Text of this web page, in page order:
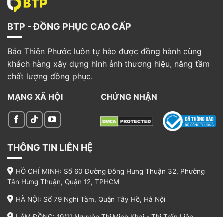
BTP - ĐỒNG PHỤC CAO CẤP
Bảo Thiên Phước luôn tự hào được đồng hành cùng
khách hàng xây dựng hình ảnh thương hiệu, nâng tầm
chất lượng đồng phục.
MẠNG XÃ HỘI CHỨNG NHẬN
THÔNG TIN LIÊN HỆ
HỒ CHÍ MINH: Số 60 Đường Đông Hưng Thuận 32, Phường
Tân Hưng Thuận, Quận 12, TPHCM
HÀ NỘI: Số 79 Nghi Tàm, Quận Tây Hồ, Hà Nội